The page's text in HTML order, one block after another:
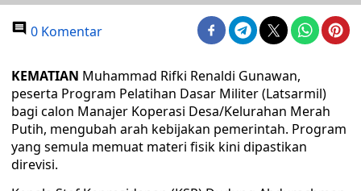
0 Komentar
KEMATIAN Muhammad Rifki Renaldi Gunawan,
peserta Program Pelatihan Dasar Militer (Latsarmil)
bagi calon Manajer Koperasi Desa/Kelurahan Merah
Putih, mengubah arah kebijakan pemerintah. Program
yang semula memuat materi fisik kini dipastikan
direvisi.